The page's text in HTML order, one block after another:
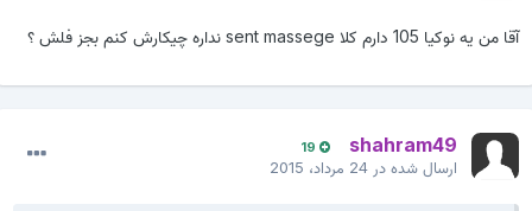
آقا من یه نوکیا 105 دارم کلا sent massege نداره چیکارش کنم بجز فلش ؟
shahram49
19
ارسال شده در24 مرداد، 2015